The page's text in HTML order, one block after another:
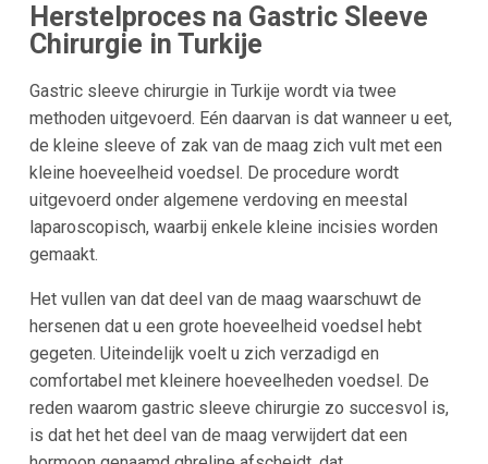
Herstelproces na Gastric Sleeve
Chirurgie in Turkije
Gastric sleeve chirurgie in Turkije wordt via twee
methoden uitgevoerd. Eén daarvan is dat wanneer u eet,
de kleine sleeve of zak van de maag zich vult met een
kleine hoeveelheid voedsel. De procedure wordt
uitgevoerd onder algemene verdoving en meestal
laparoscopisch, waarbij enkele kleine incisies worden
gemaakt.
Het vullen van dat deel van de maag waarschuwt de
hersenen dat u een grote hoeveelheid voedsel hebt
gegeten. Uiteindelijk voelt u zich verzadigd en
comfortabel met kleinere hoeveelheden voedsel. De
reden waarom gastric sleeve chirurgie zo succesvol is,
is dat het het deel van de maag verwijdert dat een